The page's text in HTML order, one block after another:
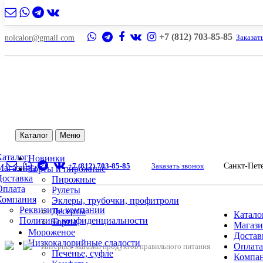
2
nolcalor@gmail.com +7 (812) 703-85-85
Каталог Меню
Реквизиты компании
Политика конфиденциальности
Новинки
Торты и пирожные
Пирожные
Рулеты
Эклеры, трубочки, профитроли
Десерты
Торты
Мороженое
Низкокалорийные сладости
Печенье, суфле
+7 (812) 703-85-85 Заказать звонок Санкт-
Интернет-магазин продуктов правильного питания
Оплата